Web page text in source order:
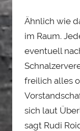
Ähnlich wie
im Raum.
eventuell
freilich alles
sich laut
sagt Rudi